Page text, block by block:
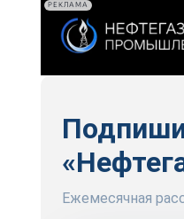
РЕКЛАМА
Ежемесячная